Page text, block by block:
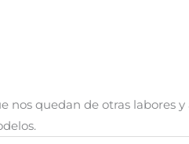
nos quedan de otras labores